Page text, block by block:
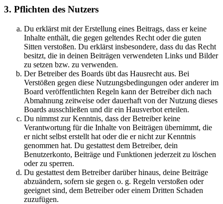
3. Pflichten des Nutzers
Du erklärst mit der Erstellung eines Beitrags, dass er keine
Inhalte enthält, die gegen geltendes Recht oder die guten
Sitten verstoßen. Du erklärst insbesondere, dass du das Recht
besitzt, die in deinen Beiträgen verwendeten Links und Bilder
zu setzen bzw. zu verwenden.
Der Betreiber des Boards übt das Hausrecht aus. Bei
Verstößen gegen diese Nutzungsbedingungen oder anderer im
Board veröffentlichten Regeln kann der Betreiber dich nach
Abmahnung zeitweise oder dauerhaft von der Nutzung dieses
Boards ausschließen und dir ein Hausverbot erteilen.
Du nimmst zur Kenntnis, dass der Betreiber keine
Verantwortung für die Inhalte von Beiträgen übernimmt, die
er nicht selbst erstellt hat oder die er nicht zur Kenntnis
genommen hat. Du gestattest dem Betreiber, dein
Benutzerkonto, Beiträge und Funktionen jederzeit zu löschen
oder zu sperren.
Du gestattest dem Betreiber darüber hinaus, deine Beiträge
abzuändern, sofern sie gegen o. g. Regeln verstoßen oder
geeignet sind, dem Betreiber oder einem Dritten Schaden
zuzufügen.